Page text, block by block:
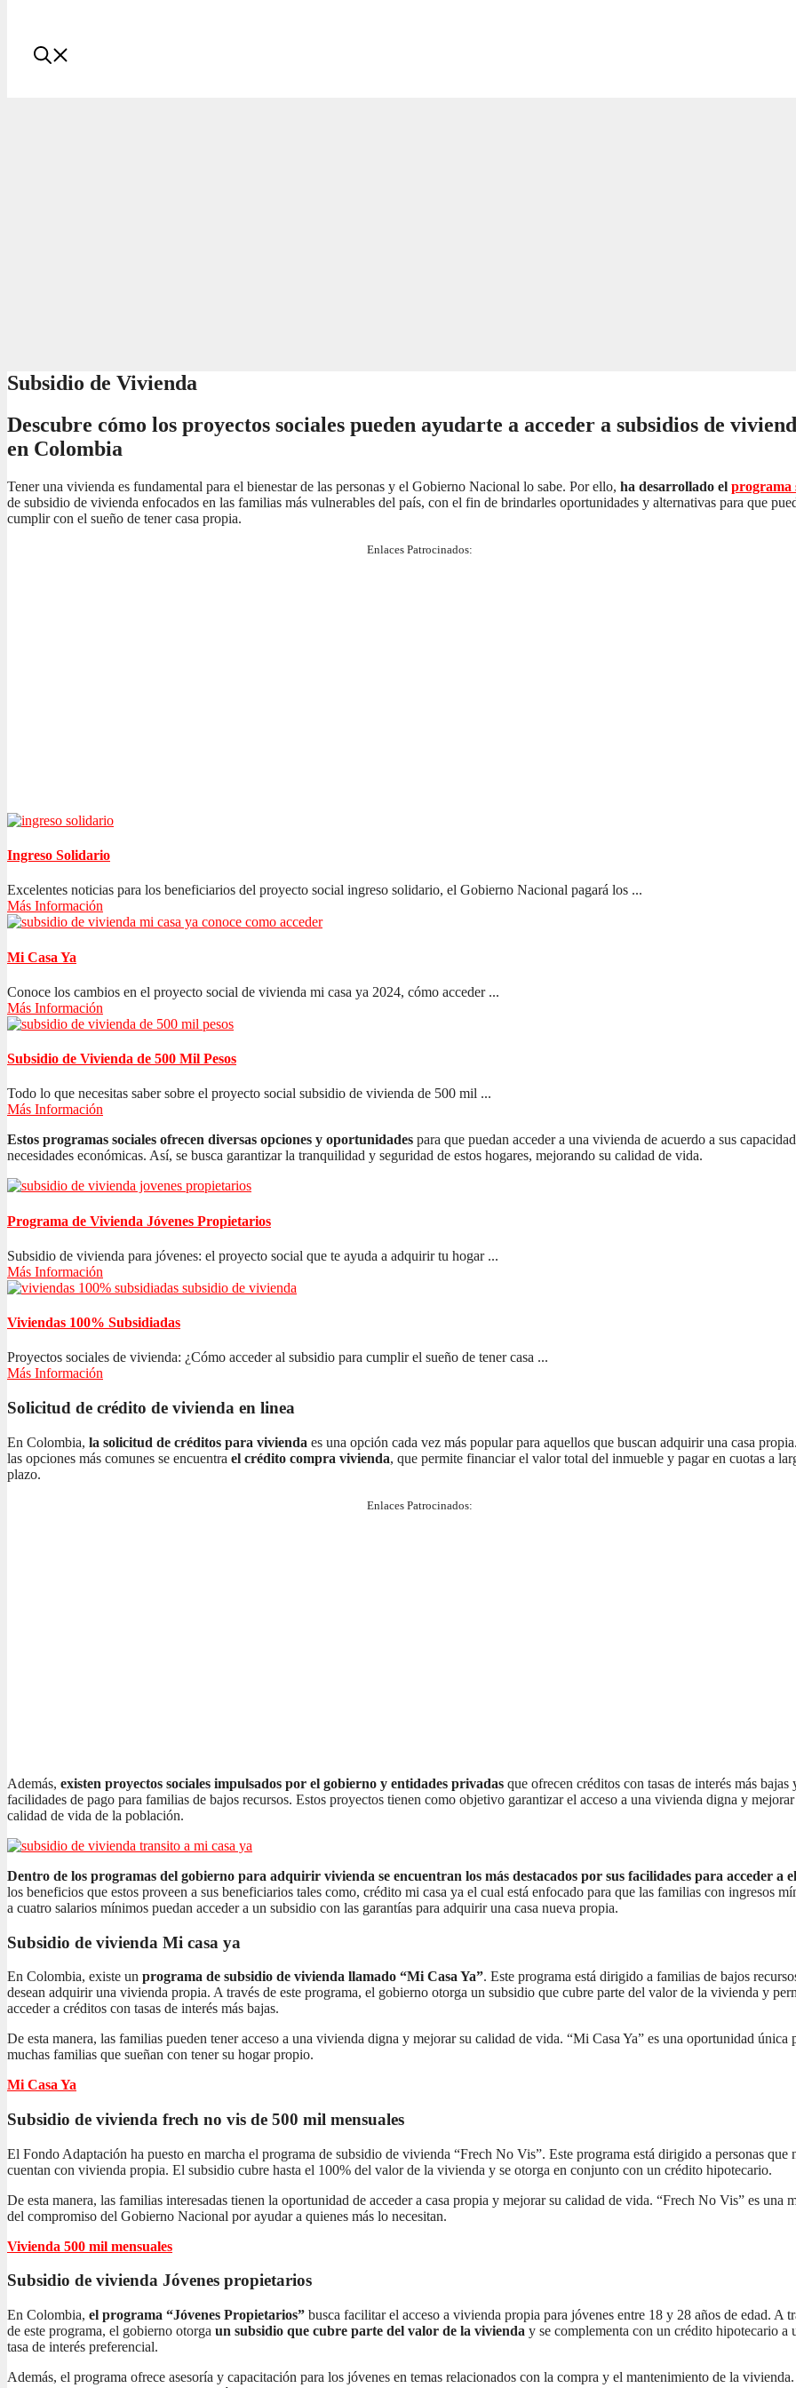
Subsidio de Vivienda
Descubre cómo los proyectos sociales pueden ayudarte a acceder a subsidios de
en Colombia
Tener una vivienda es fundamental para el bienestar de las personas y el Gobierno Nacional lo sabe. Por ello, ha desarrollado el programa
de subsidio de vivienda enfocados en las familias más vulnerables del país, con el fin de brindarles oportunidades y alternativas para que
cumplir con el sueño de tener casa propia.
Enlaces Patrocinados:
Ingreso Solidario
Excelentes noticias para los beneficiarios del proyecto social ingreso solidario, el Gobierno Nacional pagará los ...
Más Información
Mi Casa Ya
Conoce los cambios en el proyecto social de vivienda mi casa ya 2024, cómo acceder ...
Más Información
Subsidio de Vivienda de 500 Mil Pesos
Todo lo que necesitas saber sobre el proyecto social subsidio de vivienda de 500 mil ...
Más Información
Estos programas sociales ofrecen diversas opciones y oportunidades para que puedan acceder a una vivienda de acuerdo a sus
necesidades económicas. Así, se busca garantizar la tranquilidad y seguridad de estos hogares, mejorando su calidad de vida.
Programa de Vivienda Jóvenes Propietarios
Subsidio de vivienda para jóvenes: el proyecto social que te ayuda a adquirir tu hogar ...
Más Información
Viviendas 100% Subsidiadas
Proyectos sociales de vivienda: ¿Cómo acceder al subsidio para cumplir el sueño de tener casa ...
Más Información
Solicitud de crédito de vivienda en linea
En Colombia, la solicitud de créditos para vivienda es una opción cada vez más popular para aquellos que buscan adquirir una casa
las opciones más comunes se encuentra el crédito compra vivienda, que permite financiar el valor total del inmueble y pagar en cuotas a
plazo.
Enlaces Patrocinados:
Además, existen proyectos sociales impulsados por el gobierno y entidades privadas que ofrecen créditos con tasas de interés más bajas
facilidades de pago para familias de bajos recursos. Estos proyectos tienen como objetivo garantizar el acceso a una vivienda digna y
calidad de vida de la población.
Dentro de los programas del gobierno para adquirir vivienda se encuentran los más destacados por sus facilidades para acceder a
los beneficios que estos proveen a sus beneficiarios tales como, crédito mi casa ya el cual está enfocado para que las familias con ingresos
a cuatro salarios mínimos puedan acceder a un subsidio con las garantías para adquirir una casa nueva propia.
Subsidio de vivienda Mi casa ya
En Colombia, existe un programa de subsidio de vivienda llamado “Mi Casa Ya”. Este programa está dirigido a familias de bajos
desean adquirir una vivienda propia. A través de este programa, el gobierno otorga un subsidio que cubre parte del valor de la vivienda y
acceder a créditos con tasas de interés más bajas.
De esta manera, las familias pueden tener acceso a una vivienda digna y mejorar su calidad de vida. “Mi Casa Ya” es una oportunidad única
muchas familias que sueñan con tener su hogar propio.
Mi Casa Ya
Subsidio de vivienda frech no vis de 500 mil mensuales
El Fondo Adaptación ha puesto en marcha el programa de subsidio de vivienda “Frech No Vis”. Este programa está dirigido a personas que
cuentan con vivienda propia. El subsidio cubre hasta el 100% del valor de la vivienda y se otorga en conjunto con un crédito hipotecario.
De esta manera, las familias interesadas tienen la oportunidad de acceder a casa propia y mejorar su calidad de vida. “Frech No Vis” es una
del compromiso del Gobierno Nacional por ayudar a quienes más lo necesitan.
Vivienda 500 mil mensuales
Subsidio de vivienda Jóvenes propietarios
En Colombia, el programa “Jóvenes Propietarios” busca facilitar el acceso a vivienda propia para jóvenes entre 18 y 28 años de edad. A
de este programa, el gobierno otorga un subsidio que cubre parte del valor de la vivienda y se complementa con un crédito hipotecario a
tasa de interés preferencial.
Además, el programa ofrece asesoría y capacitación para los jóvenes en temas relacionados con la compra y el mantenimiento de la